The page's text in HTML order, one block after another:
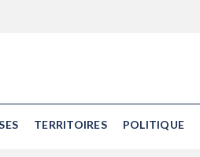
TERRITOIRES POLITIQUE